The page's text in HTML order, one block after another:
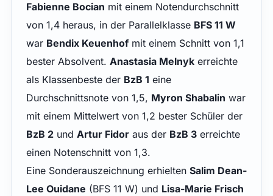
Fabienne Bocian mit einem Notendurchschnitt
von 1,4 heraus, in der Parallelklasse BFS 11 W
war Bendix Keuenhofmit einem Schnitt von 1,1
bester Absolvent. Anastasia Melnykerreichte
als Klassenbeste der BzB 1 eine
Durchschnittsnote von 1,5, Myron Shabalin war
mit einem Mittelwert von 1,2 bester Schüler der
BzB 2und Artur Fidoraus der BzB 3erreichte
einen Notenschnitt von 1,3.
Eine Sonderauszeichnung erhielten Salim Dean-
Lee Ouidane (BFS 11 W) und Lisa-Marie Frisch